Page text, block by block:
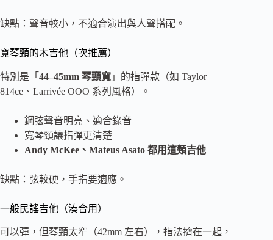
缺點：聲音較小，不適合演出與人聲搭配。
寬琴頸的木吉他（次推薦）
特別是「 44–45mm 琴頸寬 」的指彈款（如 Taylor
814ce、Larrivée OOO 系列風格）。
鋼弦聲音明亮、適合錄音
寬琴頸讓指彈更清楚
Andy McKee、Mateus Asato 都用這類吉他
缺點：弦較硬，手指要適應。
一般民謠吉他（湊合用）
可以彈，但琴頸太窄（42mm 左右），指法擠在一起，